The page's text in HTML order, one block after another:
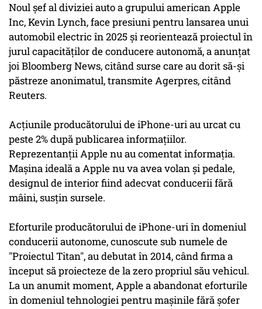
Noul şef al diviziei auto a grupului american Apple
Inc, Kevin Lynch, face presiuni pentru lansarea unui
automobil electric în 2025 şi reorientează proiectul în
jurul capacităţilor de conducere autonomă, a anunţat
joi Bloomberg News, citând surse care au dorit să-şi
păstreze anonimatul, transmite Agerpres, citând
Reuters.
Acţiunile producătorului de iPhone-uri au urcat cu
peste 2% după publicarea informaţiilor.
Reprezentanţii Apple nu au comentat informaţia.
Maşina ideală a Apple nu va avea volan şi pedale,
designul de interior fiind adecvat conducerii fără
mâini, susţin sursele.
Eforturile producătorului de iPhone-uri în domeniul
conducerii autonome, cunoscute sub numele de
"Proiectul Titan", au debutat în 2014, când firma a
început să proiecteze de la zero propriul său vehicul.
La un anumit moment, Apple a abandonat eforturile
în domeniul tehnologiei pentru maşinile fără şofer